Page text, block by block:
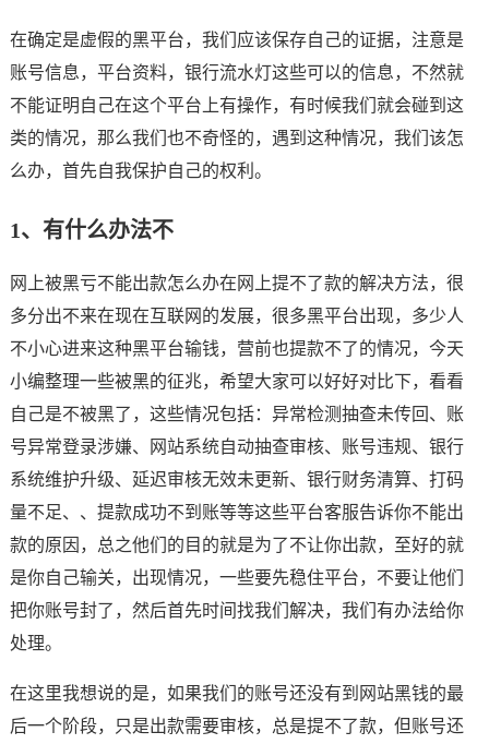
在确定是虚假的黑平台，我们应该保存自己的证据，注意是
账号信息，平台资料，银行流水灯这些可以的信息，不然就
不能证明自己在这个平台上有操作，有时候我们就会碰到这
类的情况，那么我们也不奇怪的，遇到这种情况，我们该怎
么办，首先自我保护自己的权利。
1、有什么办法不
网上被黑亏不能出款怎么办在网上提不了款的解决方法，很
多分出不来在现在互联网的发展，很多黑平台出现，多少人
不小心进来这种黑平台输钱，营前也提款不了的情况，今天
小编整理一些被黑的征兆，希望大家可以好好对比下，看看
自己是不被黑了，这些情况包括：异常检测抽查未传回、账
号异常登录涉嫌、网站系统自动抽查审核、账号违规、银行
系统维护升级、延迟审核无效未更新、银行财务清算、打码
量不足、、提款成功不到账等等这些平台客服告诉你不能出
款的原因，总之他们的目的就是为了不让你出款，至好的就
是你自己输关，出现情况，一些要先稳住平台，不要让他们
把你账号封了，然后首先时间找我们解决，我们有办法给你
处理。
在这里我想说的是，如果我们的账号还没有到网站黑钱的最
后一个阶段，只是出款需要审核，总是提不了款，但账号还